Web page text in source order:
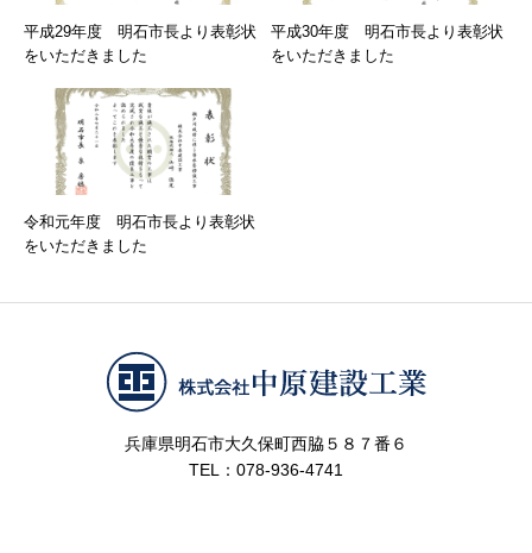
平成29年度 明石市長より表彰状
をいただきました
平成30年度 明石市長より表彰状
をいただきました
令和元年度 明石市長より表彰状
をいただきました
兵庫県明石市大久保町西脇５８７番６
TEL：078-936-4741